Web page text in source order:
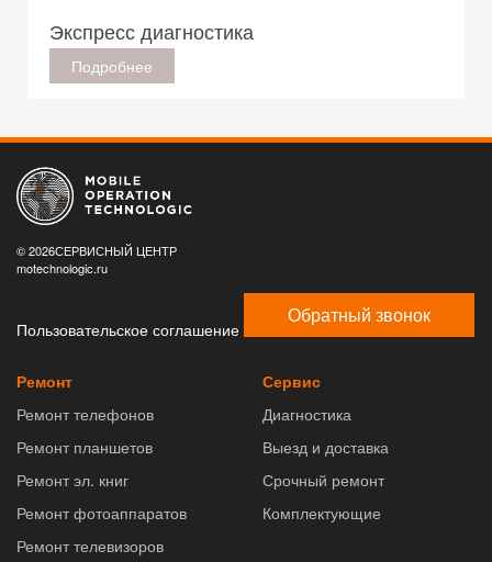
Экспресс диагностика
Подробнее
© 2026СЕРВИСНЫЙ ЦЕНТР
motechnologic.ru
Пользовательское соглашение
Обратный звонок
Ремонт
Ремонт телефонов
Ремонт планшетов
Ремонт эл. книг
Ремонт фотоаппаратов
Ремонт телевизоров
Сервис
Диагностика
Выезд и доставка
Срочный ремонт
Комплектующие